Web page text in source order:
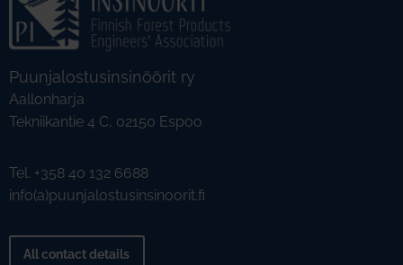
Puunjalostusinsinöörit ry
Aallonharja
Tekniikantie 4 C, 02150 Espoo
Tel. +358 40 132 6688
info(a)puunjalostusinsinoorit.fi
All contact details